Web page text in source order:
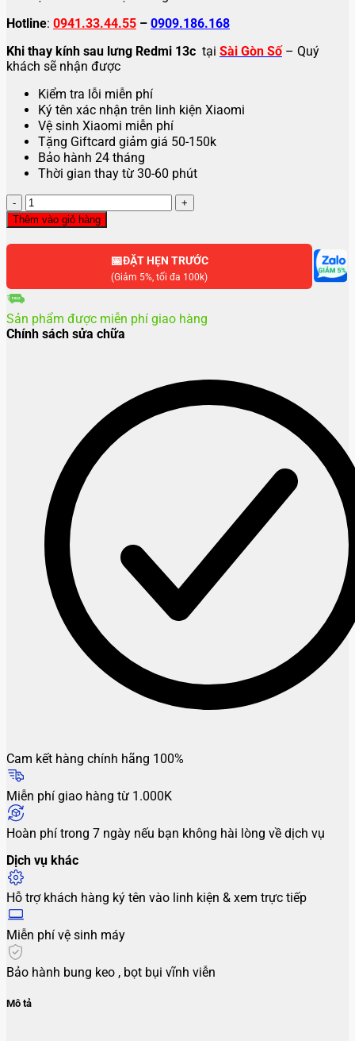
Hotline: 0941.33.44.55 – 0909.186.168
Khi thay kính sau lưng Redmi 13c tại Sài Gòn Số– Quý
khách sẽ nhận được
Kiểm tra lỗi miễn phí
Ký tên xác nhận trên linh kiện Xiaomi
Vệ sinh Xiaomi miễn phí
Tặng Giftcard giảm giá 50-150k
Bảo hành 24 tháng
Thời gian thay từ 30-60 phút
Thay
kính
sau
lưng
13c
lượng
Thêm vào giỏ hàng
📅ĐẶT HẸN TRƯỚC
(Giảm 5%, tối đa 100k)
Sản phẩm được miễn phí giao hàng
Chính sách sửa chữa
Cam kết hàng chính hãng 100%
Miễn phí giao hàng từ 1.000K
Hoàn phí trong 7 ngày nếu bạn không hài lòng về dịch vụ
Dịch vụ khác
Hỗ trợ khách hàng ký tên vào linh kiện & xem trực tiếp
Miễn phí vệ sinh máy
Bảo hành bung keo , bọt bụi vĩnh viễn
Mô tả